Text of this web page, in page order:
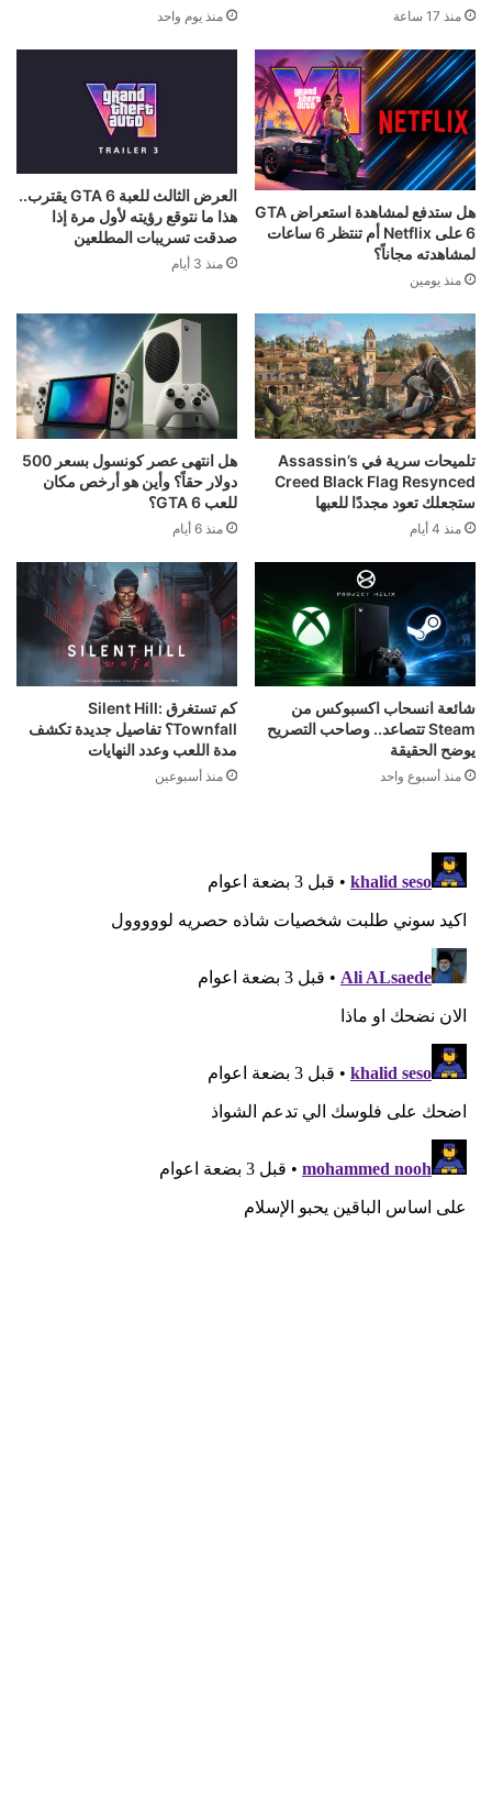
منذ 17 ساعة منذ يوم واحد
هل ستدفع لمشاهدة استعراض GTA
6 على Netflix أم تنتظر 6 ساعات
لمشاهدته مجاناً؟
منذ يومين
العرض الثالث للعبة GTA 6 يقترب..
هذا ما نتوقع رؤيته لأول مرة إذا
صدقت تسريبات المطلعين
منذ 3 أيام
تلميحات سرية في Assassin’s
Creed Black Flag Resynced
ستجعلك تعود مجددًا للعبها
منذ 4 أيام
هل انتهى عصر كونسول بسعر 500
دولار حقاً؟ وأين هو أرخص مكان
للعب GTA 6؟
منذ 6 أيام
شائعة انسحاب اكسبوكس من
Steam تتصاعد.. وصاحب التصريح
يوضح الحقيقة
منذ أسبوع واحد
كم تستغرق Silent Hill:
Townfall؟ تفاصيل جديدة تكشف
مدة اللعب وعدد النهايات
منذ أسبوعين